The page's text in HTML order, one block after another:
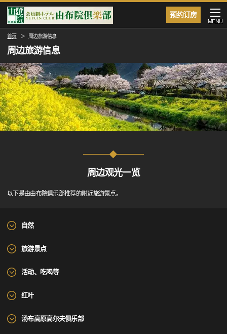
预约订房
MENU
首页 周边旅游信息
周边旅游信息
周边观光一览
以下是由由布院俱乐部推荐的附近旅游景点。
自然
旅游景点
活动、吃喝等
红叶
汤布高原高尔夫俱乐部